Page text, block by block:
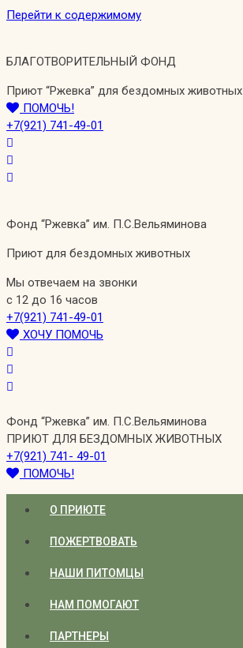
Перейти к содержимому
БЛАГОТВОРИТЕЛЬНЫЙ ФОНД
Приют “Ржевка” для бездомных животных
ПОМОЧЬ!
+7(921) 741-49-01
Фонд “Ржевка” им. П.С.Вельяминова
Приют для бездомных животных
Мы отвечаем на звонки
с 12 до 16 часов
+7(921) 741-49-01
ХОЧУ ПОМОЧЬ
Фонд “Ржевка” им. П.С.Вельяминова
ПРИЮТ ДЛЯ БЕЗДОМНЫХ ЖИВОТНЫХ
+7(921) 741- 49-01
ПОМОЧЬ!
О ПРИЮТЕ
ПОЖЕРТВОВАТЬ
НАШИ ПИТОМЦЫ
НАМ ПОМОГАЮТ
ПАРТНЕРЫ